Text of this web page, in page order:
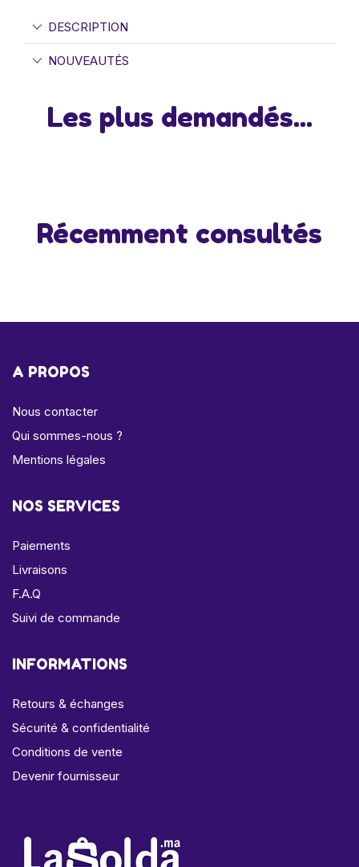
DESCRIPTION
NOUVEAUTÉS
Les plus demandés...
Récemment consultés
A PROPOS
Nous contacter
Qui sommes-nous ?
Mentions légales
NOS SERVICES
Paiements
Livraisons
F.A.Q
Suivi de commande
INFORMATIONS
Retours & échanges
Sécurité & confidentialité
Conditions de vente
Devenir fournisseur